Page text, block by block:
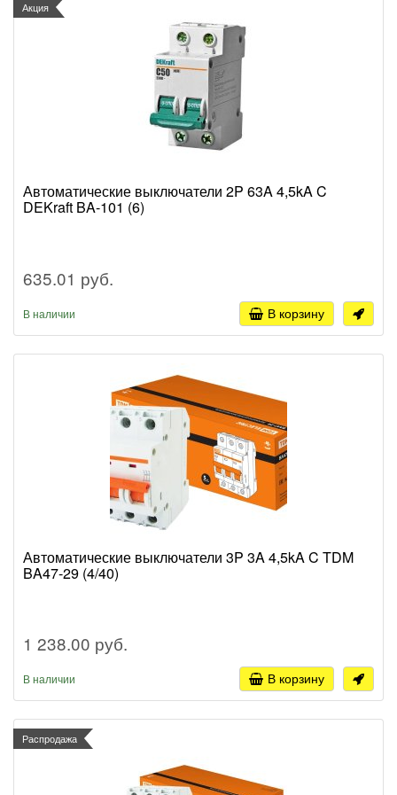
Акция
Автоматические выключатели 2P 63A 4,5kA C
DEKraft BA-101 (6)
635.01 руб.
В наличии В корзину
Автоматические выключатели 3P 3A 4,5kA C TDM
BA47-29 (4/40)
1 238.00 руб.
В наличии В корзину
Распродажа